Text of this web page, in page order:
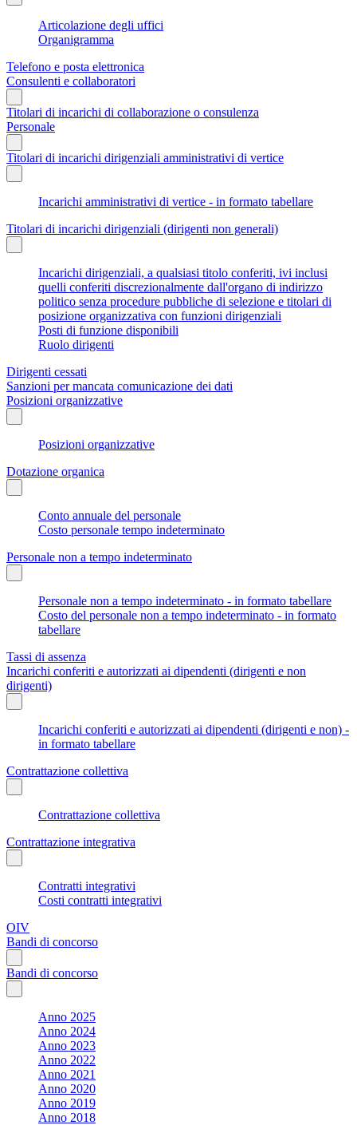
Articolazione degli uffici
Organigramma
Telefono e posta elettronica
Consulenti e collaboratori
Titolari di incarichi di collaborazione o consulenza
Personale
Titolari di incarichi dirigenziali amministrativi di vertice
Incarichi amministrativi di vertice - in formato tabellare
Titolari di incarichi dirigenziali (dirigenti non generali)
Incarichi dirigenziali, a qualsiasi titolo conferiti, ivi inclusi
quelli conferiti discrezionalmente dall'organo di indirizzo
politico senza procedure pubbliche di selezione e titolari di
posizione organizzativa con funzioni dirigenziali
Posti di funzione disponibili
Ruolo dirigenti
Dirigenti cessati
Sanzioni per mancata comunicazione dei dati
Posizioni organizzative
Posizioni organizzative
Dotazione organica
Conto annuale del personale
Costo personale tempo indeterminato
Personale non a tempo indeterminato
Personale non a tempo indeterminato - in formato tabellare
Costo del personale non a tempo indeterminato - in formato
tabellare
Tassi di assenza
Incarichi conferiti e autorizzati ai dipendenti (dirigenti e non
dirigenti)
Incarichi conferiti e autorizzati ai dipendenti (dirigenti e non) -
in formato tabellare
Contrattazione collettiva
Contrattazione collettiva
Contrattazione integrativa
Contratti integrativi
Costi contratti integrativi
OIV
Bandi di concorso
Bandi di concorso
Anno 2025
Anno 2024
Anno 2023
Anno 2022
Anno 2021
Anno 2020
Anno 2019
Anno 2018